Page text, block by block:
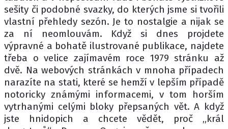
sešity či podobné svazky, do kterých jsme si tvořili
vlastní přehledy sezón. Je to nostalgie a nijak se
za ní neomlouvám. Když si dnes projdete
výpravné a bohatě ilustrované publikace, najdete
třeba o velice zajímavém roce 1979 stránku až
dvě. Na webových stránkách v mnoha případech
narazíte na stati, které se hemží v lepším případě
notoricky známými informacemi, v tom horším
vytrhanými celými bloky přepsaných vět. A když
jste hnidopich a chcete vědět, proč „král